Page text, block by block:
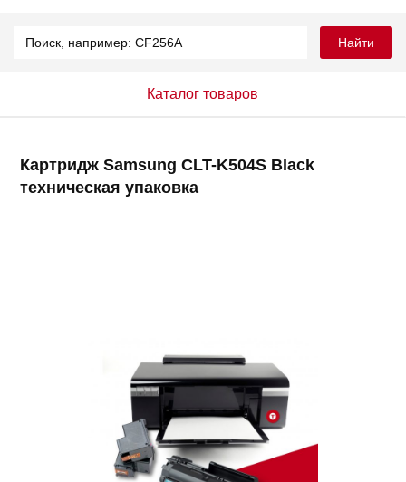
Найти
Каталог товаров
Картридж Samsung CLT-K504S Black
техническая упаковка